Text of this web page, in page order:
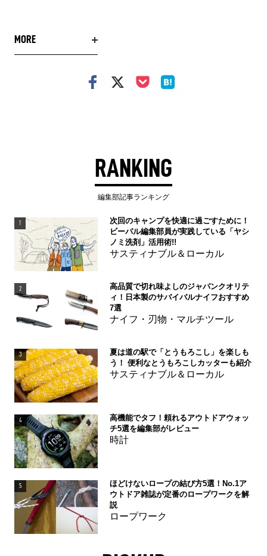
MORE
RANKING
編集部記事ランキング
1
次回のキャンプを快適に過ごすために！
ビーパル編集部員が実践している「ヤシ
ノミ洗剤」活用術!!
サスティナブル＆ローカル
2
高品質で切れ味よしのジャパンクオリテ
ィ！日本製のサバイバルナイフおすすめ
7選
ナイフ・刃物・マルチツール
3
夏は道の駅で「とうもろこし」を楽しも
う！ 便利なとうもろこしカッターも紹介
サスティナブル＆ローカル
4
高機能でタフ！頼れるアウトドアウォッ
チ5選を編集部がレビュー
時計
5
ほどけないロープの結び方5選！No.1ア
ウトドア雑誌が定番のロープワークを解
説
ロープワーク